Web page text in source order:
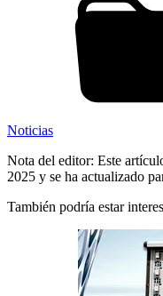
Noticias
Nota del editor: Este
2025 y se ha actualizado
También podría estar